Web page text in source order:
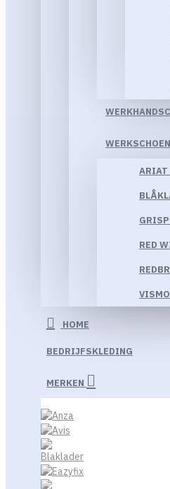
ARIAT
RED
HOME
BEDRIJFSKLEDING
MERKEN